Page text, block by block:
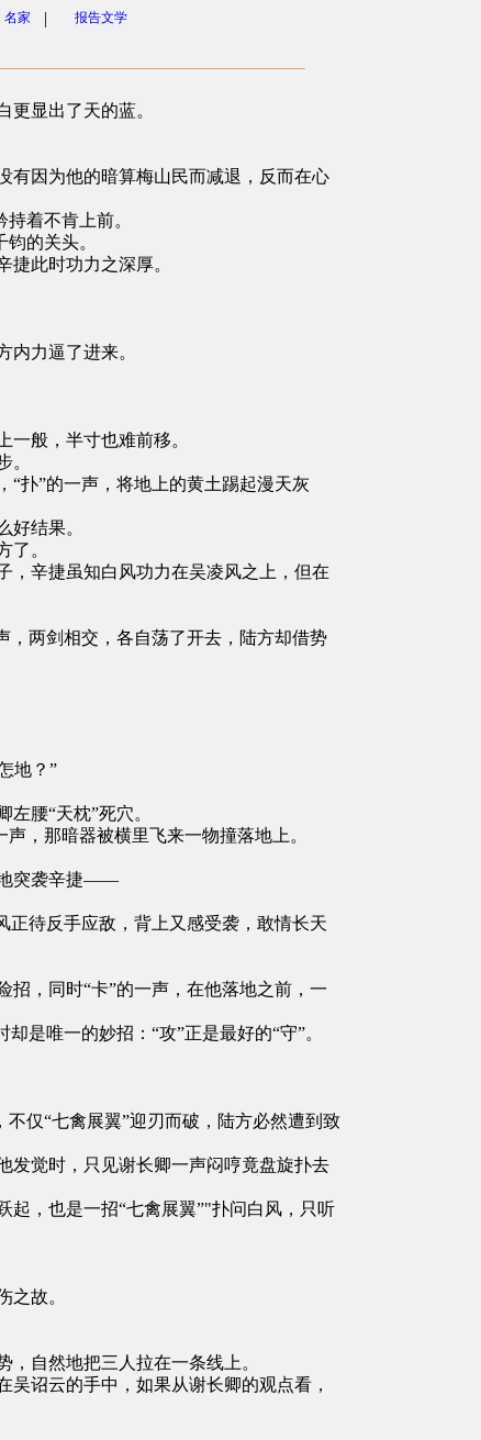
名家 | 报告文学
显出了天的蓝。
因为他的暗算梅山民而减退，反而在心
着不肯上前。
的关头。
此时功力之深厚。
力逼了进来。
般，半寸也难前移。
。
扑”的一声，将地上的黄土踢起漫天灰
结果。
。
辛捷虽知白风功力在吴凌风之上，但在
两剑相交，各自荡了开去，陆方却借势
地？”
腰“天枕”死穴。
，那暗器被横里飞来一物撞落地上。
地突袭辛捷——
待反手应敌，背上又感受袭，敢情长天
，同时“卡”的一声，在他落地之前，一
唯一的妙招：“攻”正是最好的“守”。
仅“七禽展翼”迎刃而破，陆方必然遭到致
觉时，只见谢长卿一声闷哼竟盘旋扑去
，也是一招“七禽展翼”"扑问白风，只听
故。
自然地把三人拉在一条线上。
诏云的手中，如果从谢长卿的观点看，